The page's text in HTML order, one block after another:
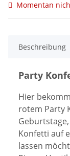
Momentan
Beschreibung
Party
Hier
rotem Party
Konfetti auf
lassen